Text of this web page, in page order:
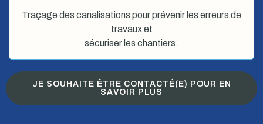
Traçage des canalisations pour prévenir les erreurs de
travaux et
sécuriser les chantiers.
JE SOUHAITE ÊTRE CONTACTÉ(E) POUR EN
SAVOIR PLUS